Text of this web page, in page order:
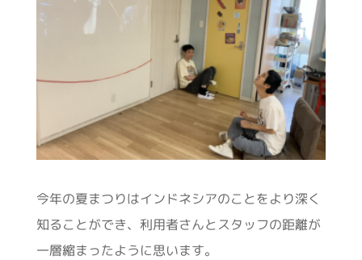
今年の夏まつりはインドネシアのことをより深く
知ることができ、利用者さんとスタッフの距離が
一層縮まったように思います。